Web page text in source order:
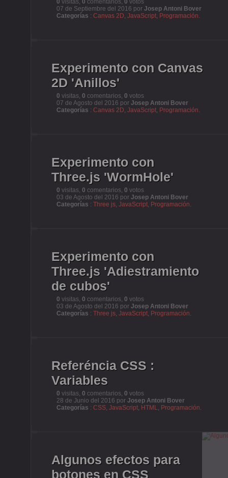
0 visitas, 0 comentarios, 0 votos
07 de Septiembre del 2016 por Josep Antoni Bover
Categorías : Canvas 2D, JavaScript, Programación.
Experimento con Canvas
2D 'Anillos'
0 visitas, 0 comentarios, 0 votos
07 de Agosto del 2016 por Josep Antoni Bover
Categorías : Canvas 2D, JavaScript, Programación.
Experimento con
Three.js 'WormHole'
0 visitas, 0 comentarios, 0 votos
03 de Agosto del 2016 por Josep Antoni Bover
Categorías : Three js, JavaScript, Programación.
Experimento con
Three.js 'Adiestramiento
de cubos'
0 visitas, 0 comentarios, 0 votos
03 de Agosto del 2016 por Josep Antoni Bover
Categorías : Three js, JavaScript, Programación.
Referéncia CSS :
Variables
0 visitas, 0 comentarios, 0 votos
28 de Junio del 2016 por Josep Antoni Bover
Categorías : CSS, JavaScript, HTML, Programación.
Algunos efectos para
botones en CSS